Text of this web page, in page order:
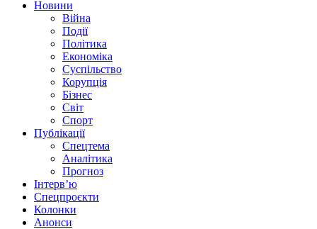
Новини
Війна
Події
Політика
Економіка
Суспільство
Корупція
Бізнес
Світ
Спорт
Публікації
Спецтема
Аналітика
Прогноз
Інтерв’ю
Спецпроєкти
Колонки
Анонси